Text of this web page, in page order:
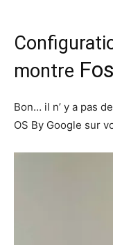
montre
Bon… il n’ y a pas
OS By Google sur